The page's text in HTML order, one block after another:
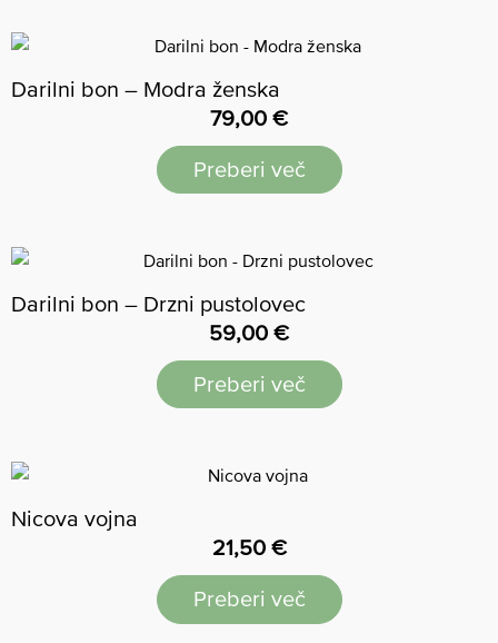
Darilni bon – Modra ženska
79,00 €
Preberi več
Darilni bon – Drzni pustolovec
59,00 €
Preberi več
Nicova vojna
21,50 €
Preberi več